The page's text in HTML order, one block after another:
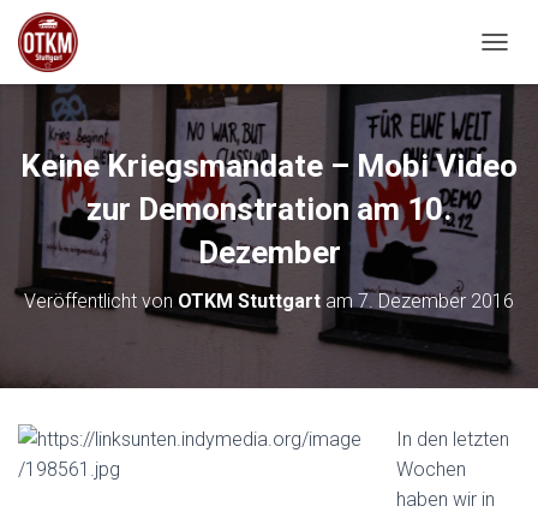
Keine Kriegsmandate – Mobi Video
zur Demonstration am 10.
Dezember
Veröffentlicht von OTKM Stuttgart am7. Dezember 2016
In den letzten
Wochen
haben wir in